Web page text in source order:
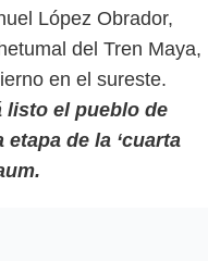
López Obrador,
del Tren Maya,
en el sureste.
listo el pueblo de
de la ‘cuarta